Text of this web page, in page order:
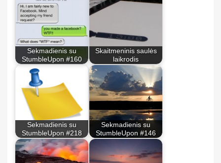
Sekmadienis su
StumbleUpon #160
Skaitmeninis saulės
laikrodis
Sekmadienis su
StumbleUpon #218
Sekmadienis su
StumbleUpon #146